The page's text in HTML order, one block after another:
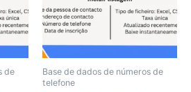
de
Base de dados de números de
telefone